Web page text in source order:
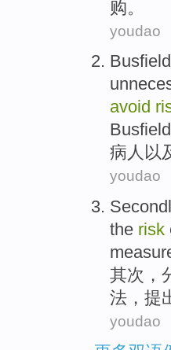
购。
youdao
Busfield
avoid
Busfield
病人 以
youdao
the risk
其次 ，
法 ， 提
youdao